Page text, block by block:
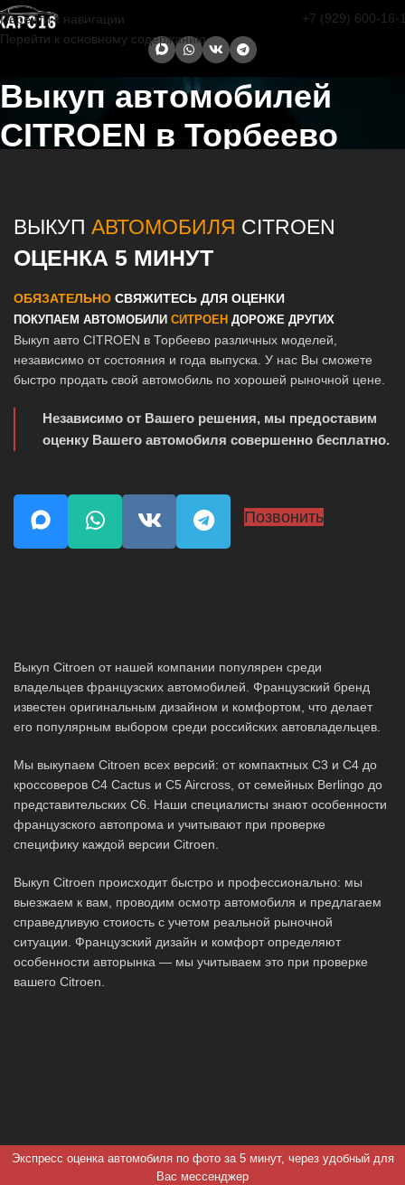
Перейти к навигации
Перейти к основному содержанию
+7 (929) 600-16-
Выкуп автомобилей
CITROEN в Торбеево
ВЫКУП АВТОМОБИЛЯ CITROEN
ОЦЕНКА 5 МИНУТ
ОБЯЗАТЕЛЬНО СВЯЖИТЕСЬ ДЛЯ ОЦЕНКИ
ПОКУПАЕМ АВТОМОБИЛИ СИТРОЕН ДОРОЖЕ ДРУГИХ
Выкуп авто CITROEN в Торбеево различных моделей,
независимо от состояния и года выпуска. У нас Вы сможете
быстро продать свой автомобиль по хорошей рыночной цене.
Независимо от Вашего решения, мы предоставим
оценку Вашего автомобиля совершенно бесплатно.
Позвонить
Выкуп Citroen от нашей компании популярен среди
владельцев французских автомобилей. Французский бренд
известен оригинальным дизайном и комфортом, что делает
его популярным выбором среди российских автовладельцев.
Мы выкупаем Citroen всех версий: от компактных C3 и C4 до
кроссоверов C4 Cactus и C5 Aircross, от семейных Berlingo до
представительских C6. Наши специалисты знают особенности
французского автопрома и учитывают при проверке
специфику каждой версии Citroen.
Выкуп Citroen происходит быстро и профессионально: мы
выезжаем к вам, проводим осмотр автомобиля и предлагаем
справедливую стоиость с учетом реальной рыночной
ситуации. Французский дизайн и комфорт определяют
особенности авторынка — мы учитываем это при проверке
вашего Citroen.
Экспресс оценка автомобиля по фото за 5 минут, через удобный для
Вас мессенджер